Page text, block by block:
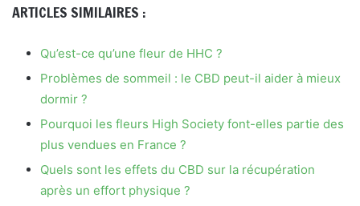
ARTICLES SIMILAIRES :
Qu’est-ce qu’une fleur de HHC ?
Problèmes de sommeil : le CBD peut-il aider à mieux
dormir ?
Pourquoi les fleurs High Society font-elles partie des
plus vendues en France ?
Quels sont les effets du CBD sur la récupération
après un effort physique ?